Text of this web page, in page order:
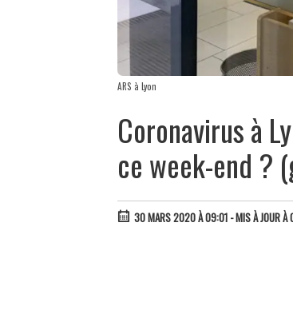
ARS à Lyon
Coronavirus à
ce week-end ?
30 MARS 2020 À 09:01 - MIS À JOUR À